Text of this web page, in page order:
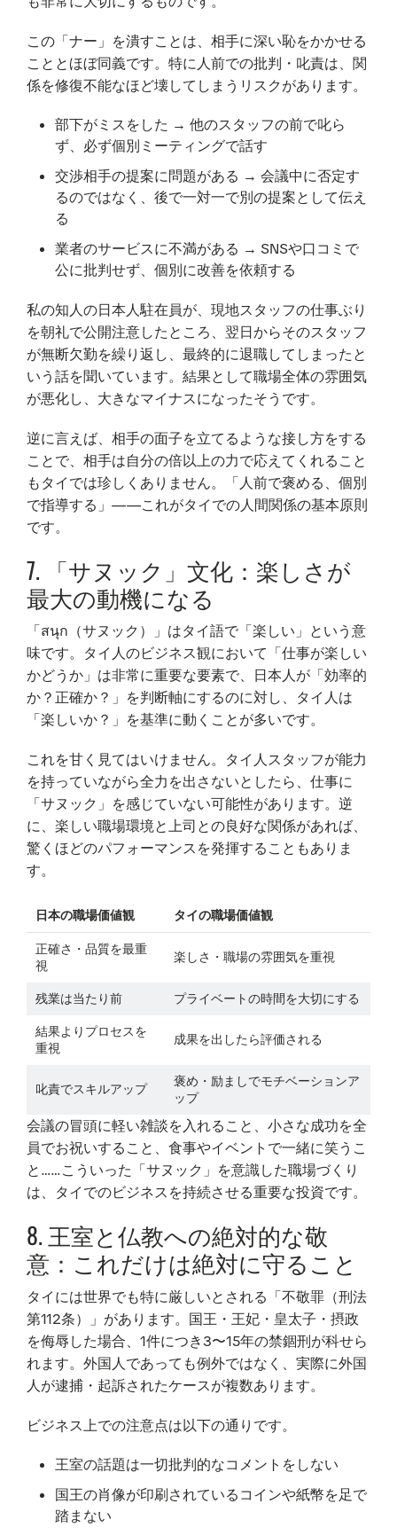
この「ナー」を潰すことは、相手に深い恥をかかせる
こととほぼ同義です。特に人前での批判・叱責は、関
係を修復不能なほど壊してしまうリスクがあります。
部下がミスをした → 他のスタッフの前で叱ら
ず、必ず個別ミーティングで話す
交渉相手の提案に問題がある → 会議中に否定す
るのではなく、後で一対一で別の提案として伝え
る
業者のサービスに不満がある → SNSや口コミで
公に批判せず、個別に改善を依頼する
私の知人の日本人駐在員が、現地スタッフの仕事ぶり
を朝礼で公開注意したところ、翌日からそのスタッフ
が無断欠勤を繰り返し、最終的に退職してしまったと
いう話を聞いています。結果として職場全体の雰囲気
が悪化し、大きなマイナスになったそうです。
逆に言えば、相手の面子を立てるような接し方をする
ことで、相手は自分の倍以上の力で応えてくれること
もタイでは珍しくありません。「人前で褒める、個別
で指導する」——これがタイでの人間関係の基本原則
です。
7. 「サヌック」文化：楽しさが
最大の動機になる
「สนุก（サヌック）」はタイ語で「楽しい」という意
味です。タイ人のビジネス観において「仕事が楽しい
かどうか」は非常に重要な要素で、日本人が「効率的
か？正確か？」を判断軸にするのに対し、タイ人は
「楽しいか？」を基準に動くことが多いです。
これを甘く見てはいけません。タイ人スタッフが能力
を持っていながら全力を出さないとしたら、仕事に
「サヌック」を感じていない可能性があります。逆
に、楽しい職場環境と上司との良好な関係があれば、
驚くほどのパフォーマンスを発揮することもありま
す。
日本の職場価値観 タイの職場価値観
正確さ・品質を最重
視
楽しさ・職場の雰囲気を重視
残業は当たり前 プライベートの時間を大切にする
結果よりプロセスを
重視
成果を出したら評価される
叱責でスキルアップ
褒め・励ましでモチベーションア
ップ
会議の冒頭に軽い雑談を入れること、小さな成功を全
員でお祝いすること、食事やイベントで一緒に笑うこ
と……こういった「サヌック」を意識した職場づくり
は、タイでのビジネスを持続させる重要な投資です。
8. 王室と仏教への絶対的な敬
意：これだけは絶対に守ること
タイには世界でも特に厳しいとされる「不敬罪（刑法
第112条）」があります。国王・王妃・皇太子・摂政
を侮辱した場合、1件につき3〜15年の禁錮刑が科せら
れます。外国人であっても例外ではなく、実際に外国
人が逮捕・起訴されたケースが複数あります。
ビジネス上での注意点は以下の通りです。
王室の話題は一切批判的なコメントをしない
国王の肖像が印刷されているコインや紙幣を足で
踏まない